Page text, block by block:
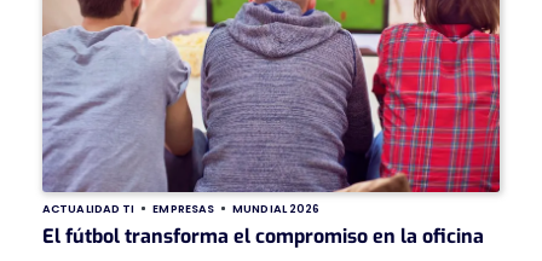
ACTUALIDAD TI EMPRESAS MUNDIAL 2026
El fútbol transforma el compromiso en la oficina